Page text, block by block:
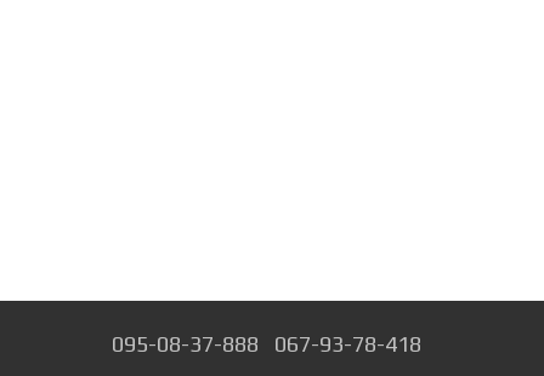
095-08-37-888 067-93-78-418